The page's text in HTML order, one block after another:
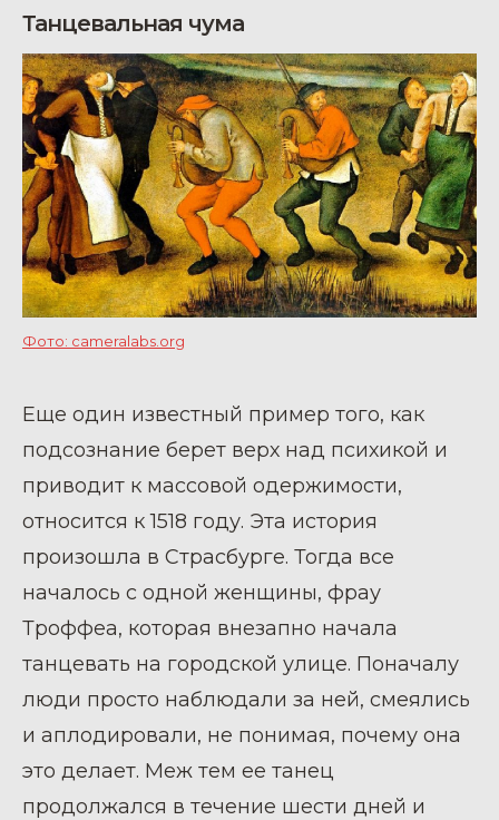
Танцевальная чума
Фото: cameralabs.org
Еще один известный пример того, как
подсознание берет верх над психикой и
приводит к массовой одержимости,
относится к 1518 году. Эта история
произошла в Страсбурге. Тогда все
началось с одной женщины, фрау
Троффеа, которая внезапно начала
танцевать на городской улице. Поначалу
люди просто наблюдали за ней, смеялись
и аплодировали, не понимая, почему она
это делает. Меж тем ее танец
продолжался в течение шести дней и